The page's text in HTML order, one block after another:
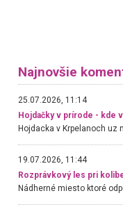
Najnovšie
25.07.2026, 11:14
Hojdačky v prírode - kde
19.07.2026, 11:44
Rozprávkový les pri